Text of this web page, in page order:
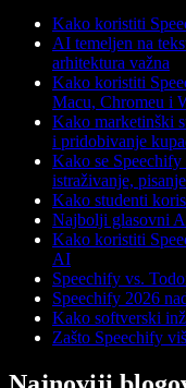
Kako koristiti
AI temeljen na
arhitektura važna
Kako koristiti
Macu, Chromeu i
Kako marketinški
i pridobivanje
Kako se
istraživanje,
Kako studenti
Najbolji glasovni
Kako koristiti
AI
Speechify vs.
Speechify 2026
Kako softverski
Zašto Speechify